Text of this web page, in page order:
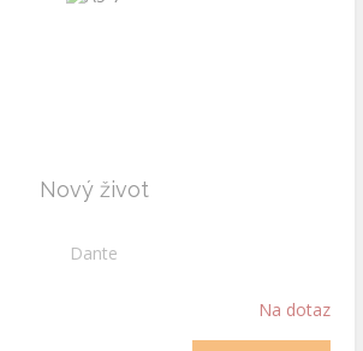
Nový život
Dante
Na dotaz